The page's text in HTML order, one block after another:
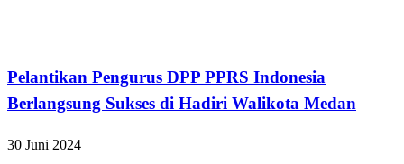
Pelantikan Pengurus DPP PPRS Indonesia
Berlangsung Sukses di Hadiri Walikota Medan
30 Juni 2024